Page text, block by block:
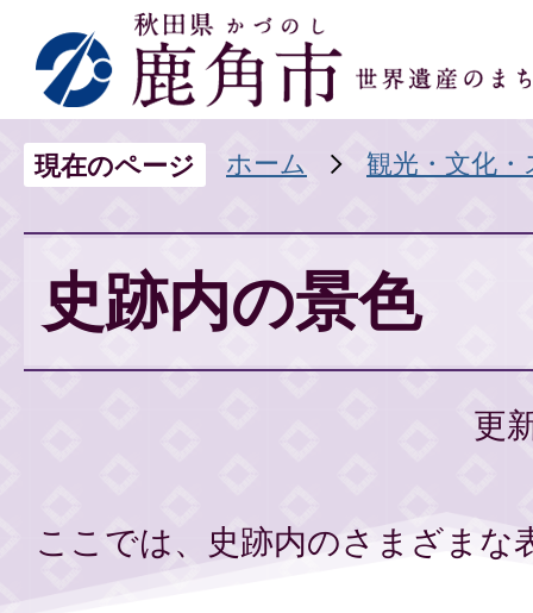
現在のページ ホーム 観光・文化
史跡内の景色
更
ここでは、史跡内のさまざまな